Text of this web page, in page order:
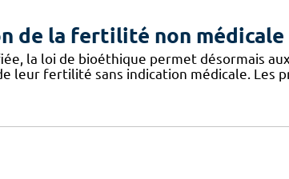
de la fertilité non médicale
la loi de bioéthique permet désormais
leur fertilité sans indication médicale. Les